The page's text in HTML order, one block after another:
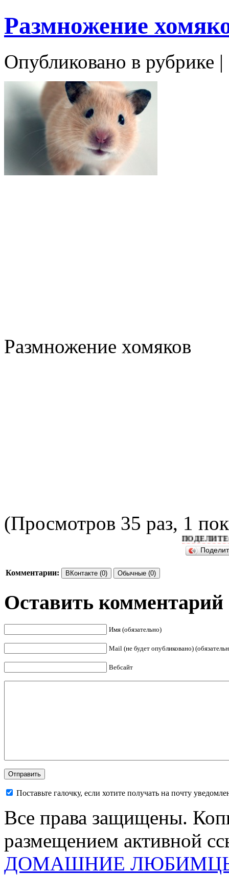
Размножение
Опубликовано в рубрике |
Размножение хомяков
(Просмотров 35 раз, 1
ПОДЕЛИТЕСЬ
Комментарии: ВКонтакте (0) Обычные (0)
Оставить комментарий
Имя (обязательно)
Mail (не будет опубликовано)
Вебсайт
Поставьте галочку, если хотите получать на почту
Все права защищены.
размещением активной
ДОМАШНИЕ